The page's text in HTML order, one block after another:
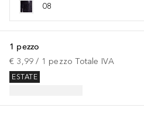
08
1 pezzo
€ 3,99 / 1 pezzo Totale IVA
ESTATE